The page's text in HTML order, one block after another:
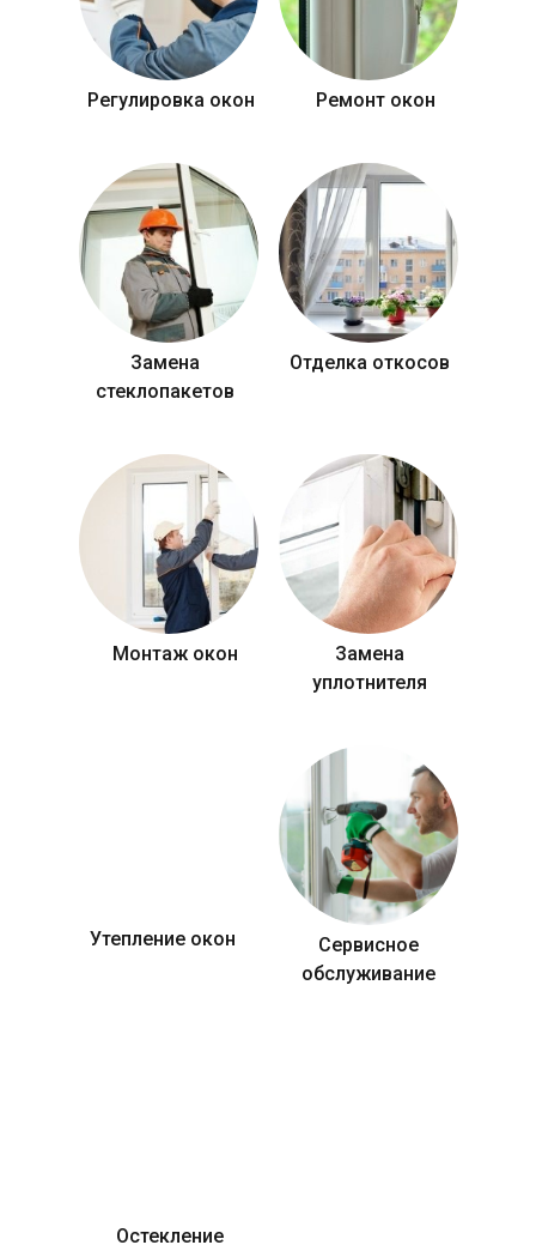
Регулировка окон Ремонт окон
Замена
стеклопакетов
Отделка откосов
Монтаж окон
Замена
уплотнителя
Утепление окон
Сервисное
обслуживание
Остекление